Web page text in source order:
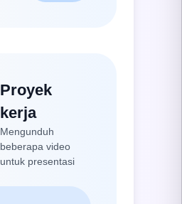
Proyek
kerja
Mengunduh
beberapa video
untuk presentasi